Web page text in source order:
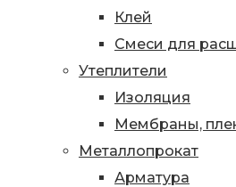
Клей
Смеси для
Утеплители
Изоляция
Мембраны,
Металлопрокат
Арматура